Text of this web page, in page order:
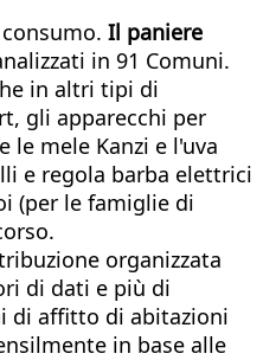
Il paniere
in 91 Comuni.
in altri tipi di
gli apparecchi per
mele Kanzi e l'uva
e regola barba elettrici
(per le famiglie di
organizzata
di dati e più di
di affitto di abitazioni
in base alle